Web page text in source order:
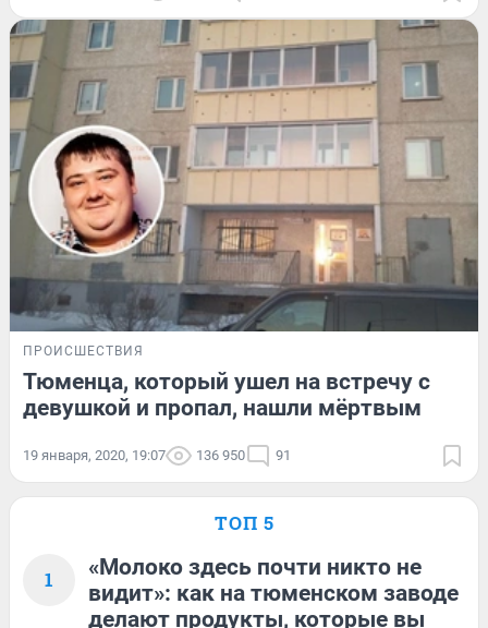
ПРОИСШЕСТВИЯ
Тюменца, который ушел на встречу с
девушкой и пропал, нашли мёртвым
19 января, 2020, 19:07 136 950 91
ТОП 5
1
«Молоко здесь почти никто не
видит»: как на тюменском заводе
делают продукты, которые вы